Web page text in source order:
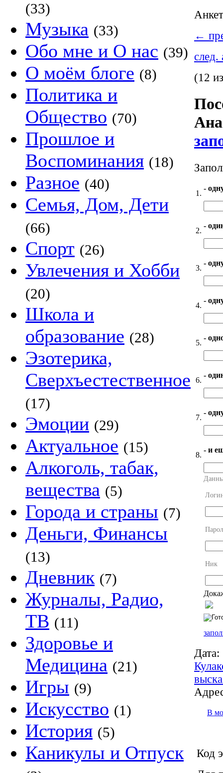
(33)
Музыка (33)
Обо мне и О нас (39)
О моём блоге (8)
Политика и
Общество (70)
Прошлое и
Воспоминания (18)
Разное (40)
Семья, Дом, Дети
(66)
Спорт (26)
Увлечения и Хобби
(20)
Школа и
образование (28)
Эзотерика,
Сверхъестественное
(17)
Эмоции (29)
Актуальное (15)
Алкоголь, табак,
вещества (5)
Города и страны (7)
Деньги, Финансы
(13)
Дневник (7)
Журналы, Радио,
ТВ (11)
Здоровье и
Медицина (21)
Игры (9)
Искусство (1)
История (5)
Каникулы и Отпуск
←
след.
(12
1.
-
2.
-
3.
-
4.
-
5.
-
6.
-
7.
-
8.
- и
Ник
Дата:
В
Код